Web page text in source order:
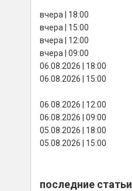
вчера | 18:00
вчера | 15:00
вчера | 12:00
вчера | 09:00
06.08.2026 | 18:00
06.08.2026 | 15:00
06.08.2026 | 12:00
06.08.2026 | 09:00
05.08.2026 | 18:00
05.08.2026 | 15:00
последние статьи